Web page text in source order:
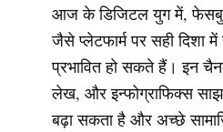
आज के डिजिटल युग में,
जैसे प्लेटफार्म पर सही
प्रभावित हो सकते हैं। इन
लेख, और इन्फोग्राफिक्स
बढ़ा सकता है और अच्छे